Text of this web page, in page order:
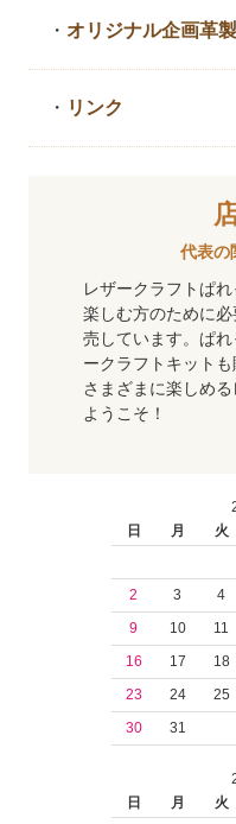
・ オリジナル企画革
・ リンク
代表の
レザークラフトぱ
楽しむ方のために
売しています。ぱ
ークラフトキット
さまざまに楽しめる
ようこそ！
日
月 火
2
3 4
9
10 11
16
17 18
23
24 25
30
31
日
月 火